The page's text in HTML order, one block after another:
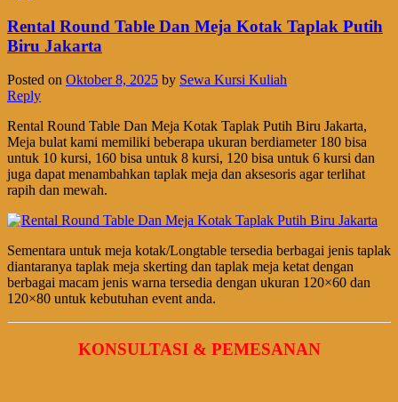
Rental Round Table Dan Meja Kotak Taplak Putih
Biru Jakarta
Posted on Oktober 8, 2025 by Sewa Kursi Kuliah
Reply
Rental Round Table Dan Meja Kotak Taplak Putih Biru Jakarta,
Meja bulat kami memiliki beberapa ukuran berdiameter 180 bisa
untuk 10 kursi, 160 bisa untuk 8 kursi, 120 bisa untuk 6 kursi dan
juga dapat menambahkan taplak meja dan aksesoris agar terlihat
rapih dan mewah.
Sementara untuk meja kotak/Longtable tersedia berbagai jenis taplak
diantaranya taplak meja skerting dan taplak meja ketat dengan
berbagai macam jenis warna tersedia dengan ukuran 120×60 dan
120×80 untuk kebutuhan event anda.
KONSULTASI & PEMESANAN